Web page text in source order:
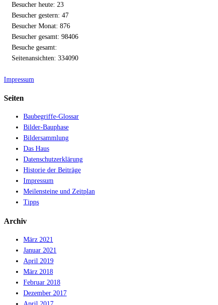
Besucher heute: 23
Besucher gestern: 47
Besucher Monat: 876
Besucher gesamt: 98406
Besuche gesamt:
Seitenansichten: 334090
Impressum
Seiten
Baubegriffe-Glossar
Bilder-Bauphase
Bildersammlung
Das Haus
Datenschutzerklärung
Historie der Beiträge
Impressum
Meilensteine und Zeitplan
Tipps
Archiv
März 2021
Januar 2021
April 2019
März 2018
Februar 2018
Dezember 2017